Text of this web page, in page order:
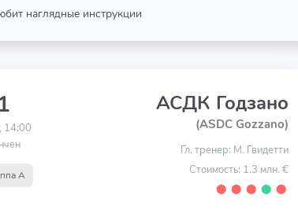
наглядные инструкции
14:00
А
АСДК Годзано
(ASDC Gozzano)
Гл. тренер: М. Гвидетти
Стоимость: 1.3 млн. €
⬤ ⬤ ⬤ ⬤ ⬤